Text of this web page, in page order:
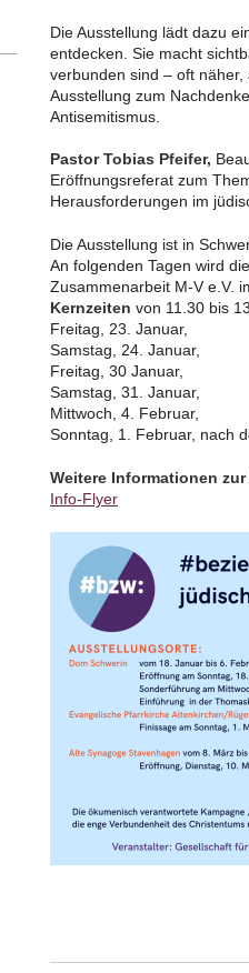
Die Ausstellung lädt dazu
entdecken. Sie macht
verbunden sind – oft
Ausstellung zum
Antisemitismus.
Pastor Tobias Pfeifer,
Eröffnungsreferat zum
Herausforderungen im
Die Ausstellung ist in
An folgenden Tagen wird
Zusammenarbeit M-V e.V.
Kernzeiten von 11.30 bis
Freitag, 23. Januar,
Samstag, 24. Januar,
Freitag, 30 Januar,
Samstag, 31. Januar,
Mittwoch, 4. Februar,
Sonntag, 1. Februar, nach
Weitere Informationen
Info-Flyer